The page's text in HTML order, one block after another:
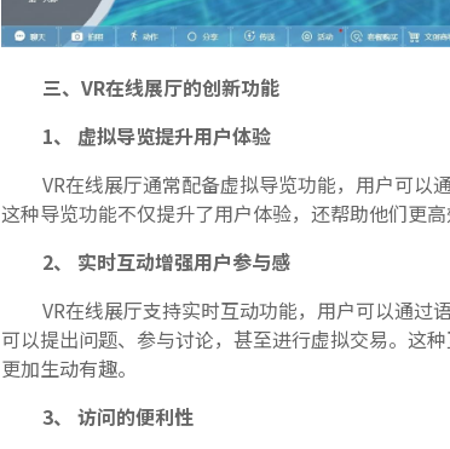
三、VR在线展厅的创新功能
1、 虚拟导览提升用户体验
VR在线展厅通常配备虚拟导览功能，用户可以
这种导览功能不仅提升了用户体验，还帮助他们更高
2、 实时互动增强用户参与感
VR在线展厅支持实时互动功能，用户可以通过
可以提出问题、参与讨论，甚至进行虚拟交易。这
更加生动有趣。
3、 访问的便利性